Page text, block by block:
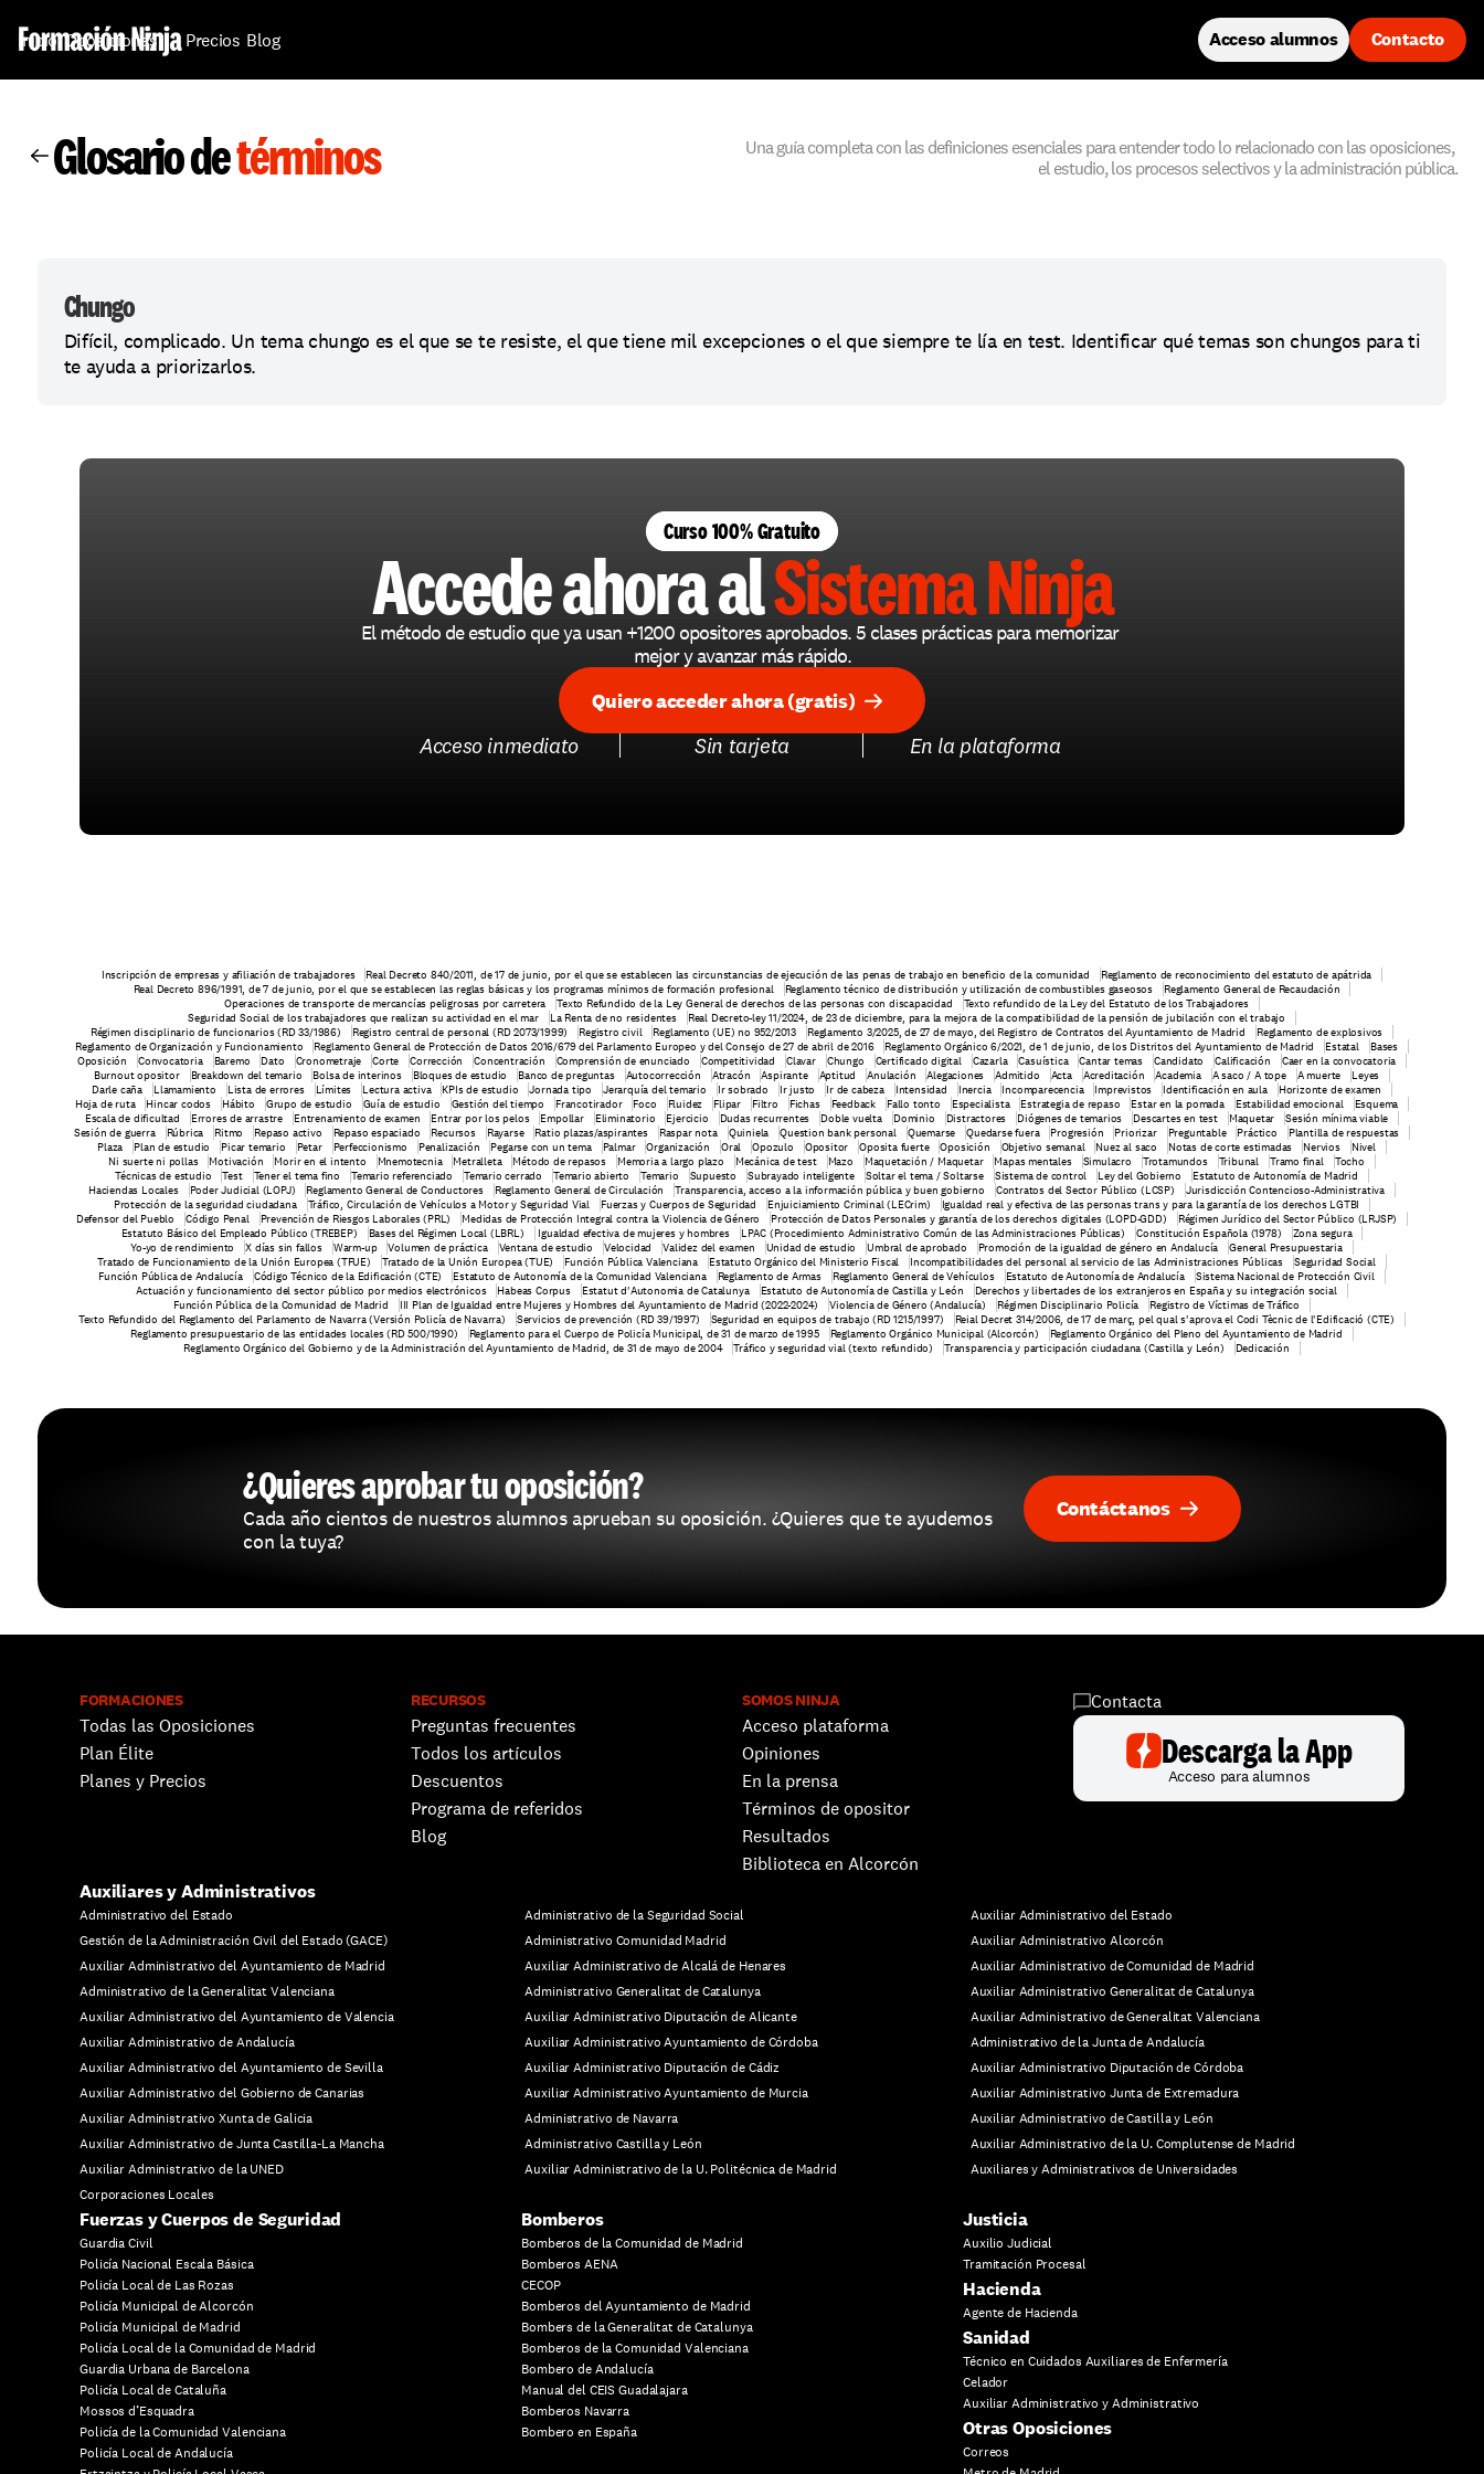
Acceso alumnos Contacto
Inicio Oposiciones Precios Blog
Glosario de términos
Una guía completa con las definiciones esenciales para entender todo lo relacionado con las oposiciones,
el estudio, los procesos selectivos y la administración pública.
Chungo
Difícil, complicado. Un tema chungo es el que se te resiste, el que tiene mil excepciones o el que siempre te lía en test. Identificar qué temas son chungos para ti
te ayuda a priorizarlos.
Curso 100% Gratuito
Accede ahora al Sistema Ninja
El método de estudio que ya usan +1200 opositores aprobados. 5 clases prácticas para memorizar
mejor y avanzar más rápido.
Quiero acceder ahora (gratis)
Acceso inmediato Sin tarjeta En la plataforma
Inscripción de empresas y afiliación de trabajadores Real Decreto 840/2011, de 17 de junio, por el que se establecen las circunstancias de ejecución de las penas de trabajo en beneficio de la comunidad
Reglamento de reconocimiento del estatuto de apátrida
Real Decreto 896/1991, de 7 de junio, por el que se establecen las reglas básicas y los programas mínimos de formación profesional
Reglamento técnico de distribución y utilización de combustibles gaseosos
Reglamento General de Recaudación
Operaciones de transporte de mercancías peligrosas por carretera
Texto Refundido de la Ley General de derechos de las personas con discapacidad
Texto refundido de la Ley del Estatuto de los Trabajadores
Seguridad Social de los trabajadores que realizan su actividad en el mar
La Renta de no residentes
Real Decreto-ley 11/2024, de 23 de diciembre, para la mejora de la compatibilidad de la pensión de jubilación con el trabajo
Régimen disciplinario de funcionarios (RD 33/1986)
Registro central de personal (RD 2073/1999) Registro civil Reglamento (UE) no 952/2013 Reglamento 3/2025, de 27 de mayo, del Registro de Contratos del Ayuntamiento de Madrid
Reglamento de explosivos
Reglamento de Organización y Funcionamiento
Reglamento General de Protección de Datos 2016/679 del Parlamento Europeo y del Consejo de 27 de abril de 2016 Reglamento Orgánico 6/2021, de 1 de junio, de los Distritos del Ayuntamiento de Madrid Estatal
Bases
Oposición
Convocatoria Baremo Dato Cronometraje Corte Corrección Concentración Comprensión de enunciado Competitividad Clavar Chungo Certificado digital Cazarla Casuística Cantar temas Candidato Calificación
Caer en la convocatoria
Burnout opositor
Breakdown del temario Bolsa de interinos Bloques de estudio Banco de preguntas Autocorrección Atracón Aspirante Aptitud Anulación Alegaciones Admitido Acta Acreditación Academia A saco / A tope A muerte
Leyes
Darle caña
Llamamiento Lista de errores Límites Lectura activa KPIs de estudio Jornada tipo Jerarquía del temario Ir sobrado Ir justo Ir de cabeza Intensidad Inercia Incomparecencia Imprevistos Identificación en aula
Horizonte de examen
Hoja de ruta
Hincar codos Hábito Grupo de estudio Guía de estudio Gestión del tiempo Francotirador Foco Fluidez Flipar Filtro Fichas Feedback Fallo tonto Especialista Estrategia de repaso Estar en la pomada Estabilidad emocional
Esquema
Escala de dificultad
Errores de arrastre Entrenamiento de examen Entrar por los pelos Empollar Eliminatorio Ejercicio Dudas recurrentes Doble vuelta Dominio Distractores Diógenes de temarios Descartes en test Maquetar
Sesión mínima viable
Sesión de guerra
Rúbrica Ritmo Repaso activo Repaso espaciado Recursos Rayarse Ratio plazas/aspirantes Raspar nota Quiniela Question bank personal Quemarse Quedarse fuera Progresión Priorizar Preguntable Práctico
Plantilla de respuestas
Plaza
Plan de estudio Picar temario Petar Perfeccionismo Penalización Pegarse con un tema Palmar Organización Oral Opozulo Opositor Oposita fuerte Oposición Objetivo semanal Nuez al saco Notas de corte estimadas Nervios
Nivel
Ni suerte ni pollas
Motivación Morir en el intento Mnemotecnia Metralleta Método de repasos Memoria a largo plazo Mecánica de test Mazo Maquetación / Maquetar Mapas mentales Simulacro Trotamundos Tribunal Tramo final
Tocho
Técnicas de estudio
Test Tener el tema fino Temario referenciado Temario cerrado Temario abierto Temario Supuesto Subrayado inteligente Soltar el tema / Soltarse Sistema de control Ley del Gobierno
Estatuto de Autonomía de Madrid
Haciendas Locales
Poder Judicial (LOPJ) Reglamento General de Conductores Reglamento General de Circulación Transparencia, acceso a la información pública y buen gobierno Contratos del Sector Público (LCSP)
Jurisdicción Contencioso-Administrativa
Protección de la seguridad ciudadana
Tráfico, Circulación de Vehículos a Motor y Seguridad Vial Fuerzas y Cuerpos de Seguridad Enjuiciamiento Criminal (LECrim)
Igualdad real y efectiva de las personas trans y para la garantía de los derechos LGTBI
Defensor del Pueblo
Código Penal Prevención de Riesgos Laborales (PRL) Medidas de Protección Integral contra la Violencia de Género Protección de Datos Personales y garantía de los derechos digitales (LOPD-GDD)
Régimen Jurídico del Sector Público (LRJSP)
Estatuto Básico del Empleado Público (TREBEP)
Bases del Régimen Local (LBRL) Igualdad efectiva de mujeres y hombres LPAC (Procedimiento Administrativo Común de las Administraciones Públicas) Constitución Española (1978)
Zona segura
Yo-yo de rendimiento
X días sin fallos Warm-up Volumen de práctica Ventana de estudio Velocidad Validez del examen Unidad de estudio Umbral de aprobado Promoción de la igualdad de género en Andalucía
General Presupuestaria
Tratado de Funcionamiento de la Unión Europea (TFUE)
Tratado de la Unión Europea (TUE) Función Pública Valenciana Estatuto Orgánico del Ministerio Fiscal Incompatibilidades del personal al servicio de las Administraciones Públicas
Seguridad Social
Función Pública de Andalucía
Código Técnico de la Edificación (CTE) Estatuto de Autonomía de la Comunidad Valenciana Reglamento de Armas Reglamento General de Vehículos Estatuto de Autonomía de Andalucía
Sistema Nacional de Protección Civil
Actuación y funcionamiento del sector público por medios electrónicos
Habeas Corpus Estatut d'Autonomia de Catalunya Estatuto de Autonomía de Castilla y León
Derechos y libertades de los extranjeros en España y su integración social
Función Pública de la Comunidad de Madrid
III Plan de Igualdad entre Mujeres y Hombres del Ayuntamiento de Madrid (2022-2024) Violencia de Género (Andalucía) Régimen Disciplinario Policía
Registro de Víctimas de Tráfico
Texto Refundido del Reglamento del Parlamento de Navarra (Versión Policía de Navarra)
Servicios de prevención (RD 39/1997) Seguridad en equipos de trabajo (RD 1215/1997)
Reial Decret 314/2006, de 17 de març, pel qual s'aprova el Codi Tècnic de l'Edificació (CTE)
Reglamento presupuestario de las entidades locales (RD 500/1990)
Reglamento para el Cuerpo de Policía Municipal, de 31 de marzo de 1995 Reglamento Orgánico Municipal (Alcorcón)
Reglamento Orgánico del Pleno del Ayuntamiento de Madrid
Reglamento Orgánico del Gobierno y de la Administración del Ayuntamiento de Madrid, de 31 de mayo de 2004
Tráfico y seguridad vial (texto refundido) Transparencia y participación ciudadana (Castilla y León) Dedicación
¿Quieres aprobar tu oposición?
Cada año cientos de nuestros alumnos aprueban su oposición. ¿Quieres que te ayudemos
con la tuya?
Contáctanos
FORMACIONES
Todas las Oposiciones
Plan Élite
Planes y Precios
RECURSOS
Preguntas frecuentes
Todos los artículos
Descuentos
Programa de referidos
Blog
SOMOS NINJA
Acceso plataforma
Opiniones
En la prensa
Términos de opositor
Resultados
Biblioteca en Alcorcón
Contacta
Descarga la App
Acceso para alumnos
Auxiliares y Administrativos
Administrativo del Estado Administrativo de la Seguridad Social
Auxiliar Administrativo del Estado
Gestión de la Administración Civil del Estado (GACE)
Administrativo Comunidad Madrid
Auxiliar Administrativo Alcorcón
Auxiliar Administrativo del Ayuntamiento de Madrid
Auxiliar Administrativo de Alcalá de Henares
Auxiliar Administrativo de Comunidad de Madrid
Administrativo de la Generalitat Valenciana
Administrativo Generalitat de Catalunya
Auxiliar Administrativo Generalitat de Catalunya
Auxiliar Administrativo del Ayuntamiento de Valencia
Auxiliar Administrativo Diputación de Alicante
Auxiliar Administrativo de Generalitat Valenciana
Auxiliar Administrativo de Andalucía
Auxiliar Administrativo Ayuntamiento de Córdoba
Administrativo de la Junta de Andalucía
Auxiliar Administrativo del Ayuntamiento de Sevilla
Auxiliar Administrativo Diputación de Cádiz
Auxiliar Administrativo Diputación de Córdoba
Auxiliar Administrativo del Gobierno de Canarias
Auxiliar Administrativo Ayuntamiento de Murcia
Auxiliar Administrativo Junta de Extremadura
Auxiliar Administrativo Xunta de Galicia
Administrativo de Navarra
Auxiliar Administrativo de Castilla y León
Auxiliar Administrativo de Junta Castilla-La Mancha
Administrativo Castilla y León
Auxiliar Administrativo de la U. Complutense de Madrid
Auxiliar Administrativo de la UNED
Auxiliar Administrativo de la U. Politécnica de Madrid
Auxiliares y Administrativos de Universidades
Corporaciones Locales
Fuerzas y Cuerpos de Seguridad
Guardia Civil
Policía Nacional Escala Básica
Policía Local de Las Rozas
Policía Municipal de Alcorcón
Policía Municipal de Madrid
Policía Local de la Comunidad de Madrid
Guardia Urbana de Barcelona
Policía Local de Cataluña
Mossos d’Esquadra
Policía de la Comunidad Valenciana
Policía Local de Andalucía
Bomberos
Bomberos de la Comunidad de Madrid
Bomberos AENA
CECOP
Bomberos del Ayuntamiento de Madrid
Bombers de la Generalitat de Catalunya
Bomberos de la Comunidad Valenciana
Bombero de Andalucía
Manual del CEIS Guadalajara
Bomberos Navarra
Bombero en España
Justicia
Auxilio Judicial
Tramitación Procesal
Hacienda
Agente de Hacienda
Sanidad
Técnico en Cuidados Auxiliares de Enfermería
Celador
Auxiliar Administrativo y Administrativo
Otras Oposiciones
Correos